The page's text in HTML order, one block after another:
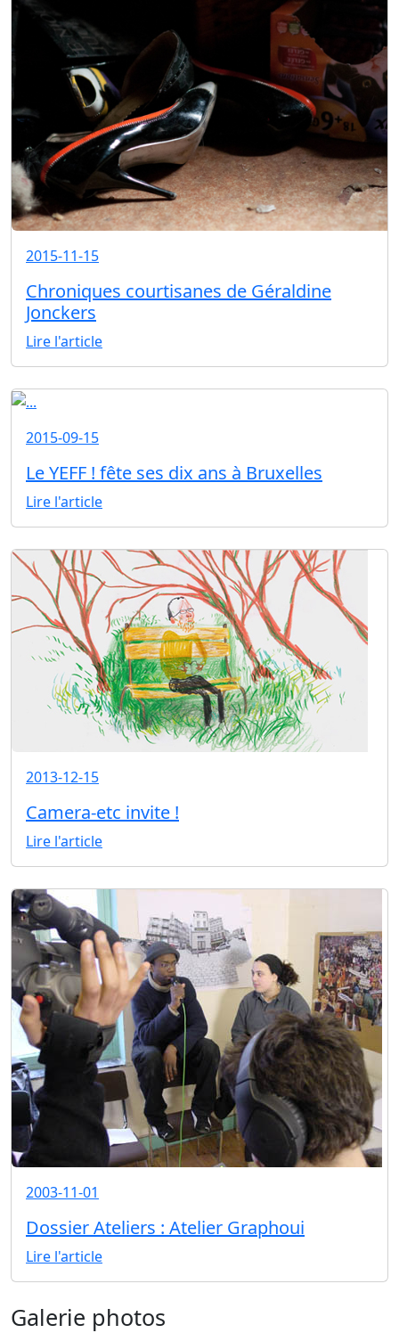
2015-11-15
Chroniques courtisanes de Géraldine
Jonckers
Lire l'article
2015-09-15
Le YEFF ! fête ses dix ans à Bruxelles
Lire l'article
2013-12-15
Camera-etc invite !
Lire l'article
2003-11-01
Dossier Ateliers : Atelier Graphoui
Lire l'article
Galerie photos